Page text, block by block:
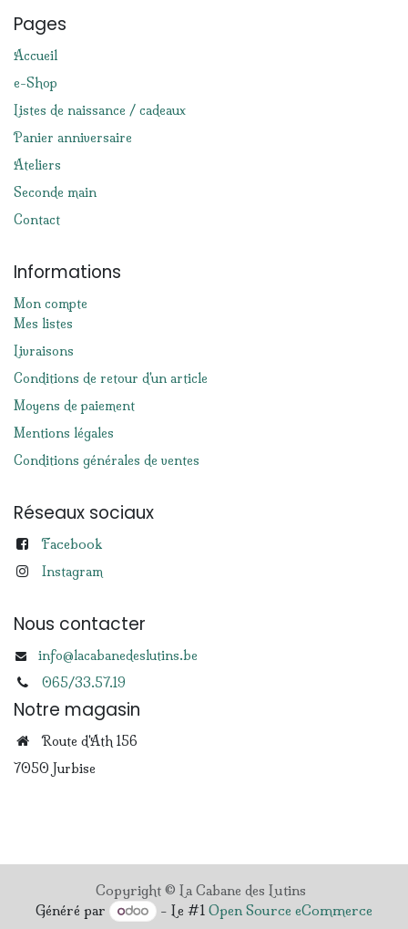
Pages
Accueil
e-Shop
Listes de naissance / cadeaux
Panier anniversaire
Ateliers
Seconde main
Contact
Informations
Mon compte
Mes listes
Livraisons
Conditions de retour d'un article
Moyens de paiement
Mentions légales
Conditions générales de ventes
Réseaux sociaux
Facebook
Instagram
Nous contacter
info@lacabanedeslutins.be
065/33.57.19
Notre magasin
Route d'Ath 156
7050 Jurbise
Copyright © La Cabane des Lutins
Généré par
- Le #1 Open Source eCommerce